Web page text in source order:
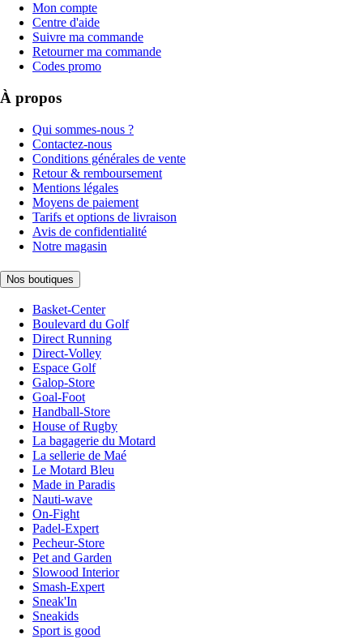
Mon compte
Centre d'aide
Suivre ma commande
Retourner ma commande
Codes promo
À propos
Qui sommes-nous ?
Contactez-nous
Conditions générales de vente
Retour & remboursement
Mentions légales
Moyens de paiement
Tarifs et options de livraison
Avis de confidentialité
Notre magasin
Nos boutiques
Basket-Center
Boulevard du Golf
Direct Running
Direct-Volley
Espace Golf
Galop-Store
Goal-Foot
Handball-Store
House of Rugby
La bagagerie du Motard
La sellerie de Maé
Le Motard Bleu
Made in Paradis
Nauti-wave
On-Fight
Padel-Expert
Pecheur-Store
Pet and Garden
Slowood Interior
Smash-Expert
Sneak'In
Sneakids
Sport is good